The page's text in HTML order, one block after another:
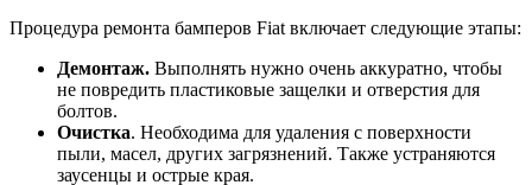
Процедура ремонта бамперов Fiat включает следующие этапы:
Демонтаж. Выполнять нужно очень аккуратно, чтобы
не повредить пластиковые защелки и отверстия для
болтов.
Очистка. Необходима для удаления с поверхности
пыли, масел, других загрязнений. Также устраняются
заусенцы и острые края.